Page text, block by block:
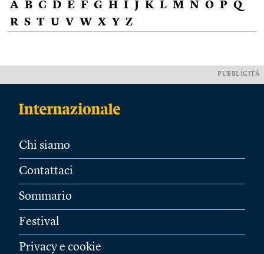
A B C D E F G H I J K L M N O P Q
R S T U V W X Y Z
PUBBLICITÀ
Chi siamo
Contattaci
Sommario
Festival
Privacy e cookie